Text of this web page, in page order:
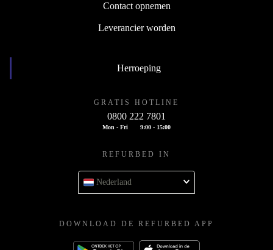
Contact opnemen
Leverancier worden
Herroeping
GRATIS HOTLINE
0800 222 7801
Mon - Fri 9:00 - 15:00
REFURBED IN
Nederland
DOWNLOAD DE REFURBED APP